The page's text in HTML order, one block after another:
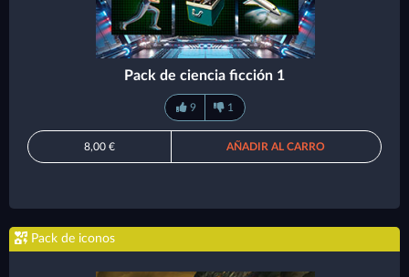
Pack de ciencia ficción 1
9 1
8,00 € AÑADIR AL CARRO
Pack de iconos